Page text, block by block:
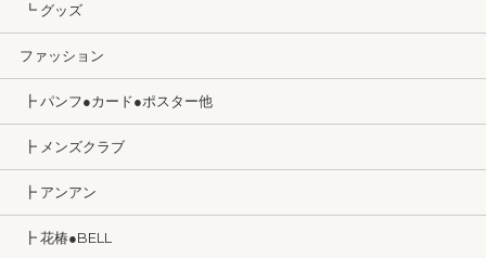
┗ グッズ
ファッション
┣ パンフ●カード●ポスター他
┣ メンズクラブ
┣ アンアン
┣ 花椿●BELL